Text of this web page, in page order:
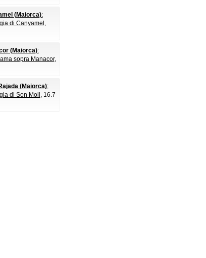
(Maiorca):
di Canyamel ,
(Maiorca):
sopra Manacor,
(Maiorca):
di Son Moll , 16.7